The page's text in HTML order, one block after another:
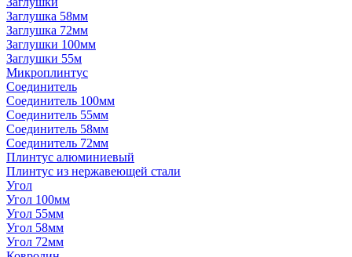
Заглушка 58мм
Заглушка 72мм
Заглушки 100мм
Заглушки 55м
Микроплинтус
Соединитель
Соединитель 100мм
Соединитель 55мм
Соединитель 58мм
Соединитель 72мм
Плинтус алюминиевый
Плинтус из нержавеющей стали
Угол
Угол 100мм
Угол 55мм
Угол 58мм
Угол 72мм